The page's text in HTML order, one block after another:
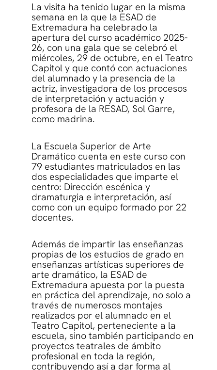
La visita ha tenido lugar en la misma
semana en la que la ESAD de
Extremadura ha celebrado la
apertura del curso académico 2025-
26, con una gala que se celebró el
miércoles, 29 de octubre, en el Teatro
Capitol y que contó con actuaciones
del alumnado y la presencia de la
actriz, investigadora de los procesos
de interpretación y actuación y
profesora de la RESAD, Sol Garre,
como madrina.
La Escuela Superior de Arte
Dramático cuenta en este curso con
79 estudiantes matriculados en las
dos especialidades que imparte el
centro: Dirección escénica y
dramaturgia e interpretación, así
como con un equipo formado por 22
docentes.
Además de impartir las enseñanzas
propias de los estudios de grado en
enseñanzas artísticas superiores de
arte dramático, la ESAD de
Extremadura apuesta por la puesta
en práctica del aprendizaje, no solo a
través de numerosos montajes
realizados por el alumnado en el
Teatro Capitol, perteneciente a la
escuela, sino también participando en
proyectos teatrales de ámbito
profesional en toda la región,
contribuyendo así a dar forma al